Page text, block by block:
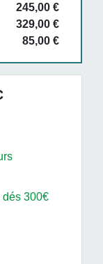
245,00 €
329,00 €
85,00 €
dés 300€